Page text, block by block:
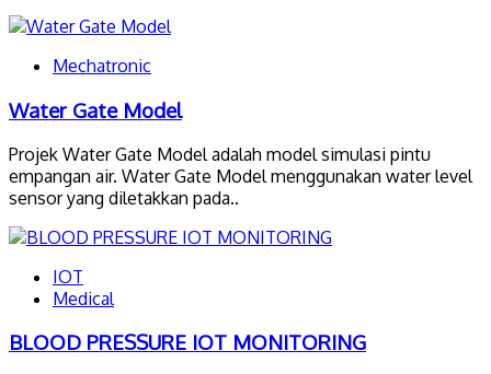
Mechatronic
Water Gate Model
Projek Water Gate Model adalah model simulasi pintu
empangan air. Water Gate Model menggunakan water level
sensor yang diletakkan pada..
IOT
Medical
BLOOD PRESSURE IOT MONITORING